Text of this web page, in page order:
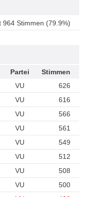
964 Stimmen (79.9%)
Partei
Stimmen
VU
626
VU
616
VU
566
VU
561
VU
549
VU
512
VU
508
VU
500